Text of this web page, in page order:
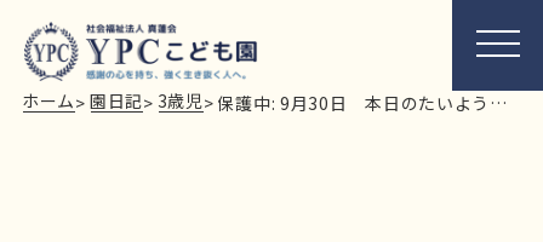
ホーム> 園日記> 3歳児> 保護中: 9月30日 本日のたいよう組さん☆